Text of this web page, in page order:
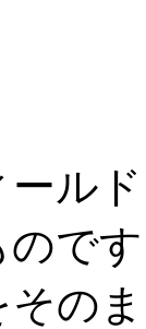
ル
で
の